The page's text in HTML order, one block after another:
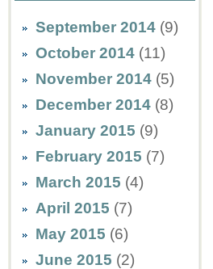
September 2014 (9)
October 2014 (11)
November 2014 (5)
December 2014 (8)
January 2015 (9)
February 2015 (7)
March 2015 (4)
April 2015 (7)
May 2015 (6)
June 2015 (2)